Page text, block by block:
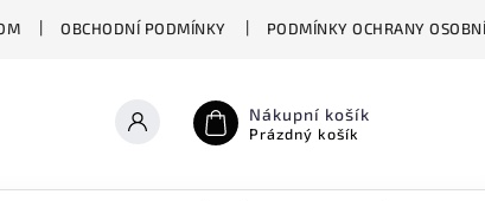
OBCHODNÍ PODMÍNKY PODMÍNKY OCHRANY
Nákupní košík
Prázdný košík